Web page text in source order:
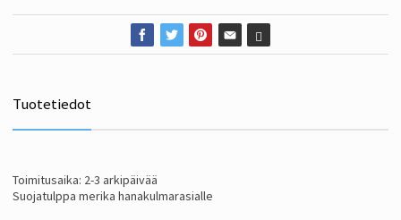
Tuotetiedot
Toimitusaika: 2-3 arkipäivää
Suojatulppa merika hanakulmarasialle